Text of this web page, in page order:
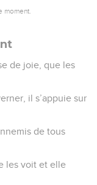
de joie, que les
il s’appuie sur
de tous
les voit et elle